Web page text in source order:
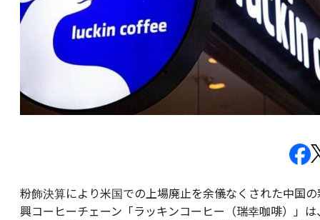
粉飾決算により米国での上場廃止を余儀なくされた中国の
興コーヒーチェーン「ラッキンコーヒー（瑞幸咖啡）」は